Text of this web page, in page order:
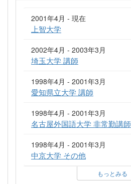
2001年4月 - 現在
上智大学
2002年4月 - 2003年3月
埼玉大学 講師
1998年4月 - 2001年3月
愛知県立大学 講師
1998年4月 - 2001年3月
名古屋外国語大学 非常勤講師
1998年4月 - 2001年3月
中京大学 その他
もっとみる